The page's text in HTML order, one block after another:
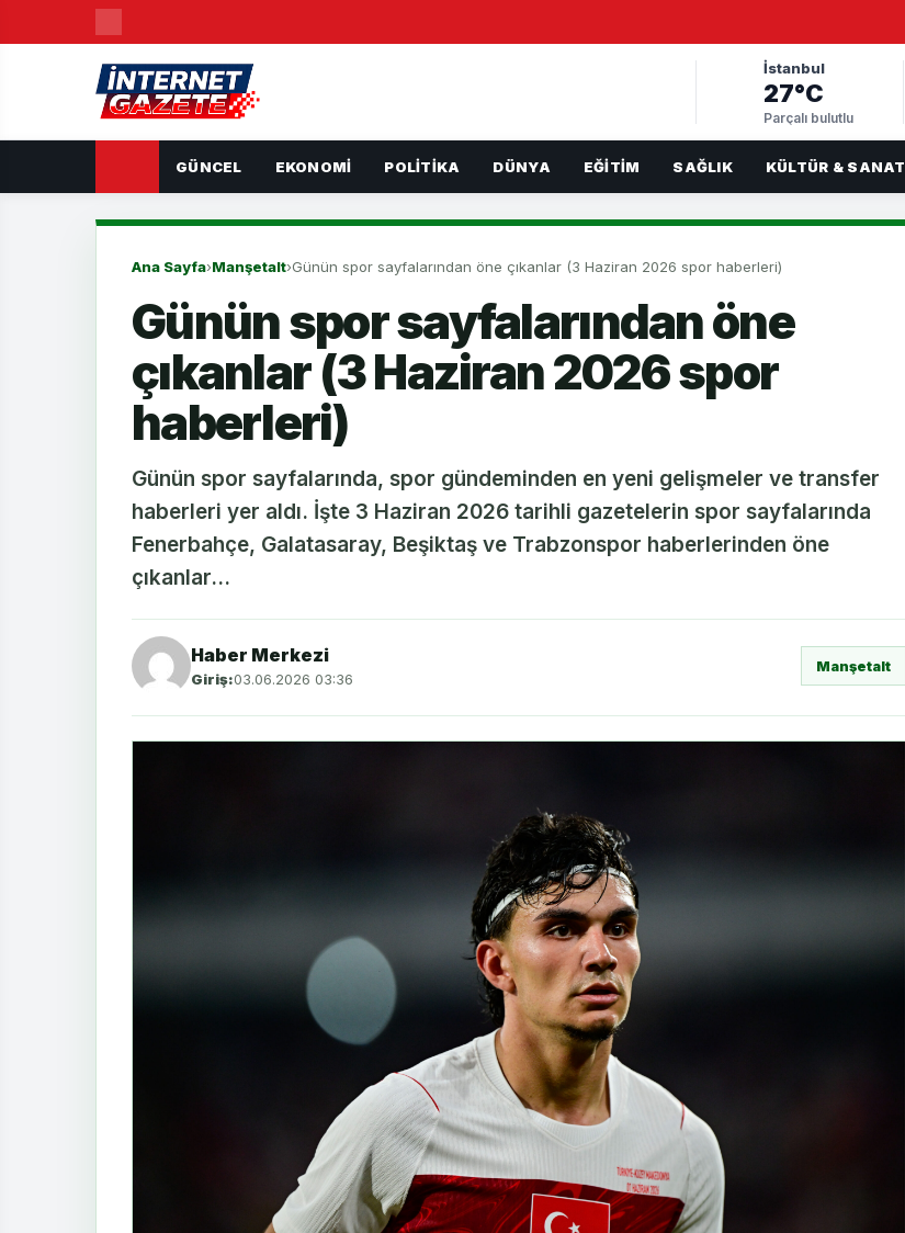
İstanbul
27°C
Parçalı bulutlu
GÜNCEL EKONOMI POLITIKA DÜNYA EĞITIM SAĞLIK KÜLTÜR & SANAT
Ana Sayfa›Manşetalt›Günün spor sayfalarından öne çıkanlar (3 Haziran 2026 spor haberleri)
Günün spor sayfalarından öne
çıkanlar (3 Haziran 2026 spor
haberleri)
Günün spor sayfalarında, spor gündeminden en yeni gelişmeler ve transfer
haberleri yer aldı. İşte 3 Haziran 2026 tarihli gazetelerin spor sayfalarında
Fenerbahçe, Galatasaray, Beşiktaş ve Trabzonspor haberlerinden öne
çıkanlar...
Haber Merkezi
Giriş:03.06.2026 03:36
Manşetalt